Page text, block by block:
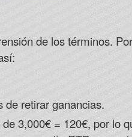
de los términos.
de retirar ganancias.
3,000€ = 120€, por lo